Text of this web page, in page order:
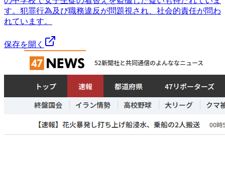
す。犯罪行為及び職務違反が問題視され、社会的責任が問わ
れています。
保存を開く